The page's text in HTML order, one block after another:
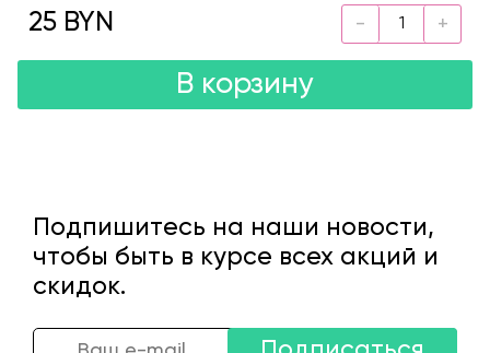
25 BYN
В корзину
Подпишитесь на наши новости,
чтобы быть в курсе всех акций и
скидок.